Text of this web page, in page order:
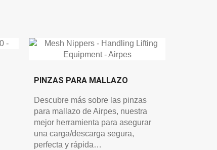
PINZAS PARA MALLAZO
Descubre más sobre las pinzas
para mallazo de Airpes, nuestra
mejor herramienta para asegurar
una carga/descarga segura,
perfecta y rápida…